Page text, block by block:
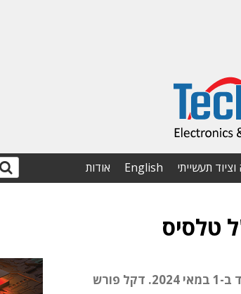
תעשייתי English אודות
טלסיס
ציוני מגיע מ-TI ישראל שבה ניהל בשנים האחרונות את חטיבת הרכב. ייכנס לתפקיד ב-1 במאי 2024. דקל פורש